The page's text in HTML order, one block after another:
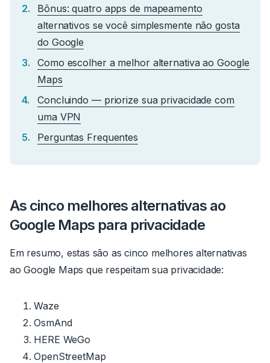
Bônus: quatro apps de mapeamento
alternativos se você simplesmente não gosta
do Google
Como escolher a melhor alternativa ao Google
Maps
Concluindo — priorize sua privacidade com
uma VPN
Perguntas Frequentes
As cinco melhores alternativas ao
Google Maps para privacidade
Em resumo, estas são as cinco melhores alternativas
ao Google Maps que respeitam sua privacidade:
Waze
OsmAnd
HERE WeGo
OpenStreetMap